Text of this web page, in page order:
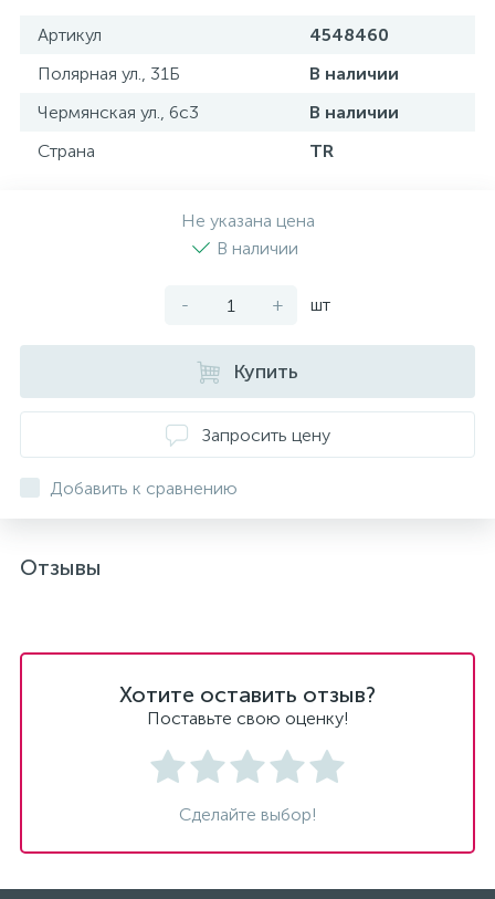
Артикул
4548460
Полярная ул., 31Б
В наличии
Чермянская ул., 6с3
В наличии
Страна
TR
Не указана цена
В наличии
- + шт
Купить
Запросить цену
Добавить к сравнению
Отзывы
Хотите оставить отзыв?
Поставьте свою оценку!
Сделайте выбор!